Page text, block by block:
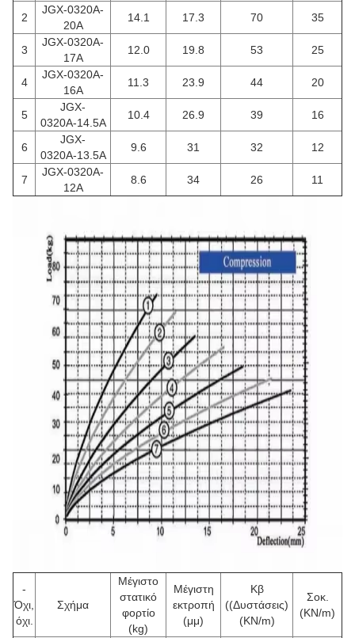
2
JGX-0320A-
20A
14.1 17.3 70 35
3
JGX-0320A-
17A
12.0 19.8 53 25
4
JGX-0320A-
16A
11.3 23.9 44 20
5
JGX-
0320Α-14.5Α
10.4 26.9 39 16
6
JGX-
0320Α-13.5Α
9.6 31 32 12
7
JGX-0320A-
12A
8.6 34 26 11
-
Όχι,
όχι.
Σχήμα
Μέγιστο
στατικό
φορτίο
(kg)
Μέγιστη
εκτροπή
(μμ)
Κβ
((Δυστάσεις)
(KN/m)
Σοκ.
(KN/m)